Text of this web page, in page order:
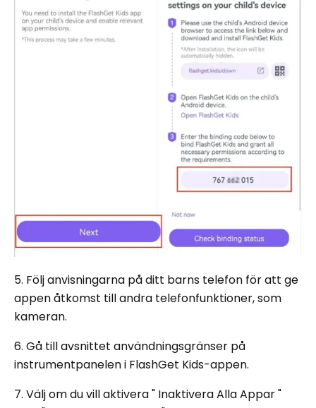
5. Följ anvisningarna på ditt barns telefon för att ge
appen åtkomst till andra telefonfunktioner, som
kameran.
6. Gå till avsnittet användningsgränser på
instrumentpanelen i FlashGet Kids-appen.
7. Välj om du vill aktivera " Inaktivera Alla Appar "